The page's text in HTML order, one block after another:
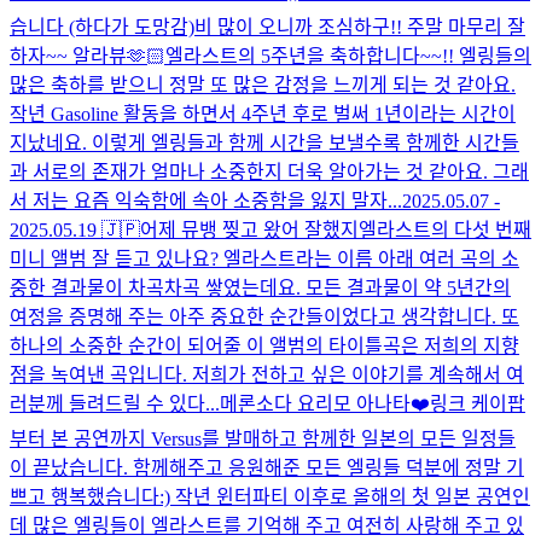
습니다 (하다가 도망감)비 많이 오니까 조심하구!! 주말 마무리 잘
하자~~ 알라뷰🫶🏻엘라스트의 5주년을 축하합니다~~!! 엘링들의
많은 축하를 받으니 정말 또 많은 감정을 느끼게 되는 것 같아요.
작년 Gasoline 활동을 하면서 4주년 후로 벌써 1년이라는 시간이
지났네요. 이렇게 엘링들과 함께 시간을 보낼수록 함께한 시간들
과 서로의 존재가 얼마나 소중한지 더욱 알아가는 것 같아요. 그래
서 저는 요즘 익숙함에 속아 소중함을 잃지 말자...2025.05.07 -
2025.05.19 🇯🇵어제 뮤뱅 찢고 왔어 잘했지 엘라스트의 다섯 번째
미니 앨범 잘 듣고 있나요? 엘라스트라는 이름 아래 여러 곡의 소
중한 결과물이 차곡차곡 쌓였는데요. 모든 결과물이 약 5년간의
여정을 증명해 주는 아주 중요한 순간들이었다고 생각합니다. 또
하나의 소중한 순간이 되어줄 이 앨범의 타이틀곡은 저희의 지향
점을 녹여낸 곡입니다. 저희가 전하고 싶은 이야기를 계속해서 여
러분께 들려드릴 수 있다...메론소다 요리모 아나타❤️링크 케이팝
부터 본 공연까지 Versus를 발매하고 함께한 일본의 모든 일정들
이 끝났습니다. 함께해주고 응원해준 모든 엘링들 덕분에 정말 기
쁘고 행복했습니다:) 작년 윈터파티 이후로 올해의 첫 일본 공연인
데 많은 엘링들이 엘라스트를 기억해 주고 여전히 사랑해 주고 있